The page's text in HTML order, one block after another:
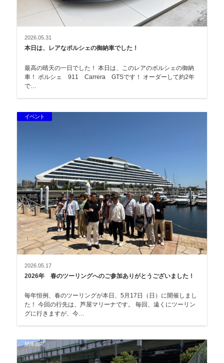
2026.05.31
本日は、レアなポルシェの御納車でした！
最高の晴天の一日でした！ 本日は、このレアのポルシェの御納
車！ ポルシェ 911 Carrera GTSです！ オーダーして約2年
で…
イベント
2026.05.17
2026年 春のツーリングへのご参加ありがとうございました！
毎年恒例、春のツーリングが本日、5月17日（日）に開催しまし
た！ 今回の行先は、芦屋マリーナです。 毎回、遠くにツーリン
グに行きますが、今…
納車御礼